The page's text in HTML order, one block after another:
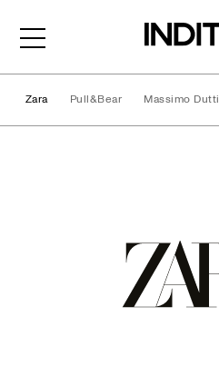
Zara Pull&Bear Massimo Dutti